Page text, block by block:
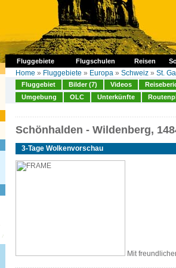
Fluggebiete Flugschulen Reisen
Home » Fluggebiete » Europa » Schweiz » St.
Fluggebiet Bilder (7) Videos
Umgebung
OLC Unterkünfte
Schönhalden - Wildenberg,
3-Tage Wolkenvorschau
Mit